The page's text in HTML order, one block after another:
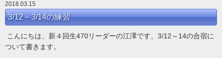
2018.03.15
3/12～3/14の練習
こんにちは、新４回生470リーダーの江澤です。3/12～14の合宿に
ついて書きます。